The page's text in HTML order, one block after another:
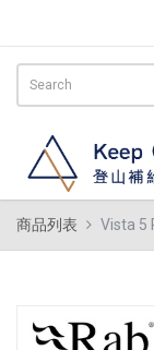
商品列表 Vista 5